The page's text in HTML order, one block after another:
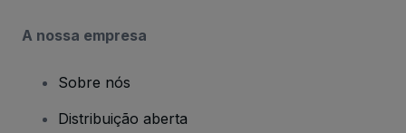
A nossa empresa
Sobre nós
Distribuição aberta